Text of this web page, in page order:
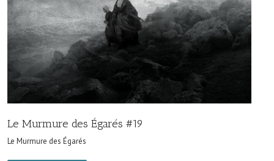
Le Murmure des Égarés #19
Le Murmure des Égarés